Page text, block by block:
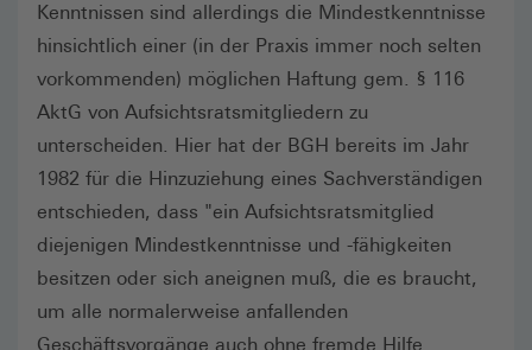
Kenntnissen sind allerdings die Mindestkenntnisse
hinsichtlich einer (in der Praxis immer noch selten
vorkommenden) möglichen Haftung gem. § 116
AktG von Aufsichtsratsmitgliedern zu
unterscheiden. Hier hat der BGH bereits im Jahr
1982 für die Hinzuziehung eines Sachverständigen
entschieden, dass "ein Aufsichtsratsmitglied
diejenigen Mindestkenntnisse und -fähigkeiten
besitzen oder sich aneignen muß, die es braucht,
um alle normalerweise anfallenden
Geschäftsvorgänge auch ohne fremde Hilfe